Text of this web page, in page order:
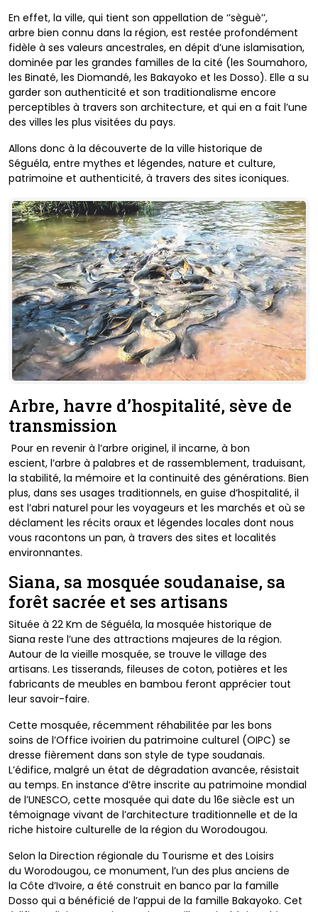
En effet, la ville, qui tient son appellation de ‘’sèguè’’,
arbre bien connu dans la région, est restée profondément
fidèle à ses valeurs ancestrales, en dépit d’une islamisation,
dominée par les grandes familles de la cité (les Soumahoro,
les Binaté, les Diomandé, les Bakayoko et les Dosso). Elle a su
garder son authenticité et son traditionalisme encore
perceptibles à travers son architecture, et qui en a fait l’une
des villes les plus visitées du pays.
Allons donc à la découverte de la ville historique de
Séguéla, entre mythes et légendes, nature et culture,
patrimoine et authenticité, à travers des sites iconiques.
Arbre, havre d’hospitalité, sève de
transmission
Pour en revenir à l’arbre originel, il incarne, à bon
escient, l’arbre à palabres et de rassemblement, traduisant,
la stabilité, la mémoire et la continuité des générations. Bien
plus, dans ses usages traditionnels, en guise d’hospitalité, il
est l’abri naturel pour les voyageurs et les marchés et où se
déclament les récits oraux et légendes locales dont nous
vous racontons un pan, à travers des sites et localités
environnantes.
Siana, sa mosquée soudanaise, sa
forêt sacrée et ses artisans
Située à 22 Km de Séguéla, la mosquée historique de
Siana reste l’une des attractions majeures de la région.
Autour de la vieille mosquée, se trouve le village des
artisans. Les tisserands, fileuses de coton, potières et les
fabricants de meubles en bambou feront apprécier tout
leur savoir-faire.
Cette mosquée, récemment réhabilitée par les bons
soins de l’Office ivoirien du patrimoine culturel (OIPC) se
dresse fièrement dans son style de type soudanais.
L’édifice, malgré un état de dégradation avancée, résistait
au temps. En instance d’être inscrite au patrimoine mondial
de l’UNESCO, cette mosquée qui date du 16e siècle est un
témoignage vivant de l’architecture traditionnelle et de la
riche histoire culturelle de la région du Worodougou.
Selon la Direction régionale du Tourisme et des Loisirs
du Worodougou, ce monument, l’un des plus anciens de
la Côte d’Ivoire, a été construit en banco par la famille
Dosso qui a bénéficié de l’appui de la famille Bakayoko. Cet